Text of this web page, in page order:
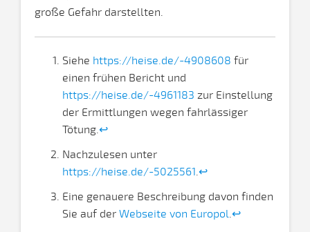
große Gefahr darstellten.
Siehe https://heise.de/-4908608 für
einen frühen Bericht und
https://heise.de/-4961183 zur Einstellung
der Ermittlungen wegen fahrlässiger
Tötung.↩
Nachzulesen unter
https://heise.de/-5025561.↩
Eine genauere Beschreibung davon finden
Sie auf der Webseite von Europol.↩